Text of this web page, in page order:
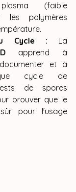
(faible
les polymères
Cycle :
apprend à
et à
cycle de
de spores
prouver que le
pour l'usage